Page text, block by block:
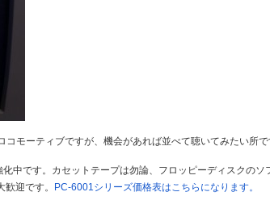
モーティブですが、機会があれば並べて聴いてみたい所で
中です。カセットテープは勿論、フロッピーディスクのソ
迎です。 PC-6001シリーズ価格表はこちらになります。